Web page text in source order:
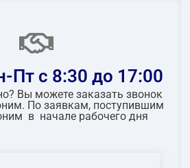
Пт с 8:30 до 17:00
Вы можете заказать звонок
По заявкам, поступившим
в начале рабочего дня